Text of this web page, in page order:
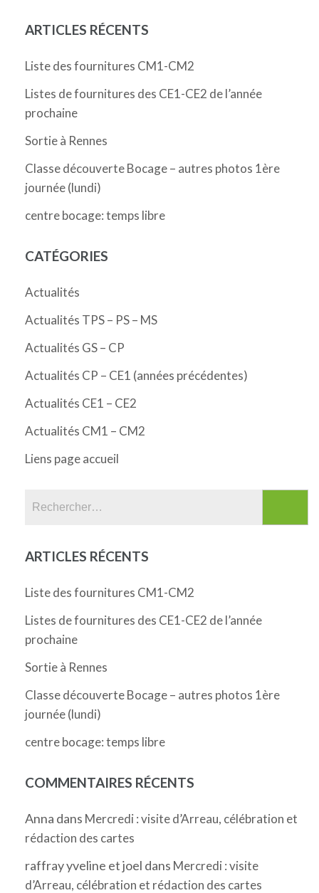
ARTICLES RÉCENTS
Liste des fournitures CM1-CM2
Listes de fournitures des CE1-CE2 de l’année
prochaine
Sortie à Rennes
Classe découverte Bocage – autres photos 1ère
journée (lundi)
centre bocage: temps libre
CATÉGORIES
Actualités
Actualités TPS – PS – MS
Actualités GS – CP
Actualités CP – CE1 (années précédentes)
Actualités CE1 – CE2
Actualités CM1 – CM2
Liens page accueil
ARTICLES RÉCENTS
Liste des fournitures CM1-CM2
Listes de fournitures des CE1-CE2 de l’année
prochaine
Sortie à Rennes
Classe découverte Bocage – autres photos 1ère
journée (lundi)
centre bocage: temps libre
COMMENTAIRES RÉCENTS
Anna dans Mercredi : visite d’Arreau, célébration et
rédaction des cartes
raffray yveline et joel dans Mercredi : visite
d’Arreau, célébration et rédaction des cartes